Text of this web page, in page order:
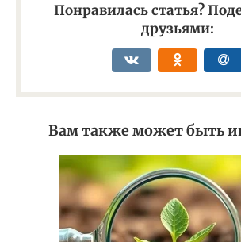
Понравилась статья?
друзьями:
Вам также может быть